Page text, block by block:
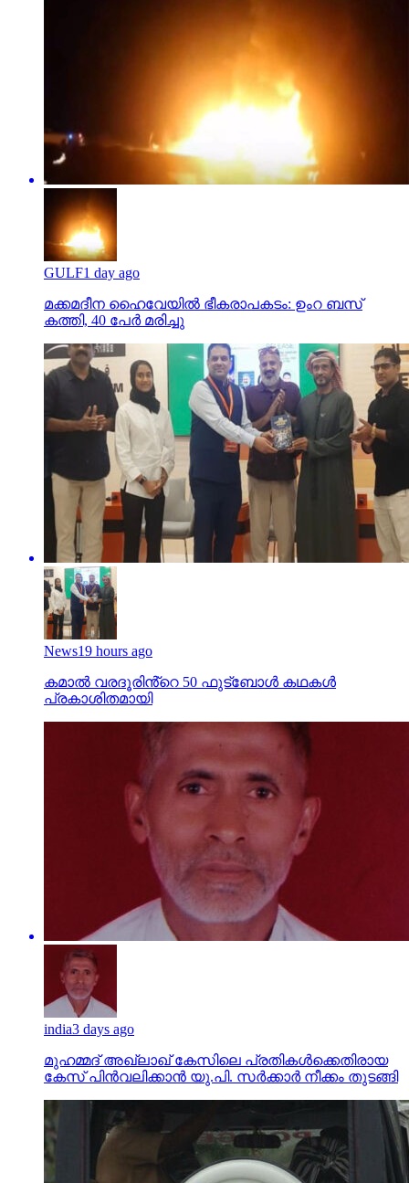
GULF1 day ago
മക്കമദീന ഹൈവേയില്‍ ഭീകരാപകടം: ഉംറ ബസ്
കത്തി, 40 പേര്‍ മരിച്ചു
News19 hours ago
കമാൽ വരദൂരിൻ്റെ 50 ഫുട്ബോൾ കഥകൾ
പ്രകാശിതമായി
india3 days ago
മുഹമ്മദ് അഖ്‌ലാഖ് കേസിലെ പ്രതികള്‍ക്കെതിരായ
കേസ് പിന്‍വലിക്കാന്‍ യു.പി. സര്‍ക്കാര്‍ നീക്കം തുടങ്ങി